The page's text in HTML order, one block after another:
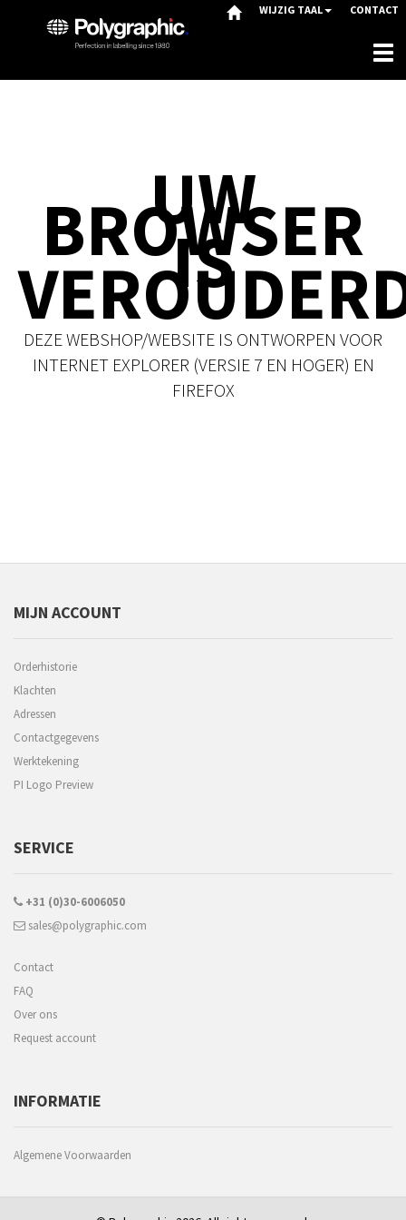
WIJZIG TAAL CONTACT
UW
BROWSER
IS
DEZE WEBSHOP/WEBSITE IS ONTWORPEN VOOR
INTERNET EXPLORER (VERSIE 7 EN HOGER) EN
FIREFOX
MIJN ACCOUNT
Orderhistorie
Klachten
Adressen
Contactgegevens
Werktekening
PI Logo Preview
SERVICE
+31 (0)30-6006050
sales@polygraphic.com
Contact
FAQ
Over ons
Request account
INFORMATIE
Algemene Voorwaarden